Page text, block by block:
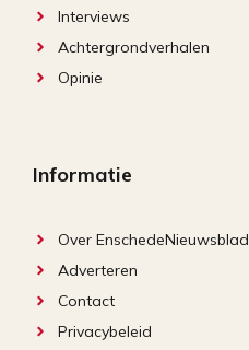
Interviews
Achtergrondverhalen
Opinie
Informatie
Over EnschedeNieuwsblad
Adverteren
Contact
Privacybeleid